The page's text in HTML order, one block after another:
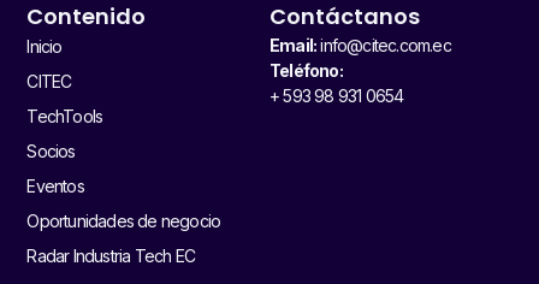
Contenido
Inicio
CITEC
TechTools
Socios
Eventos
Oportunidades de negocio
Radar Industria Tech EC
Contáctanos
Email:info@citec.com.ec
Teléfono:
+ 593 98 931 0654